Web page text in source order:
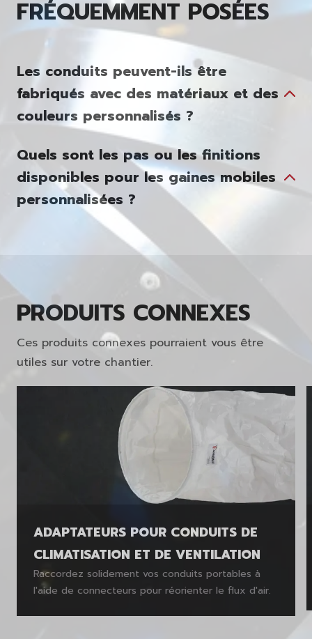
FRÉQUEMMENT POSÉES
Les conduits peuvent-ils être
fabriqués avec des matériaux et des
couleurs personnalisés ?
Quels sont les pas ou les finitions
disponibles pour les gaines mobiles
personnalisées ?
PRODUITS CONNEXES
Ces produits connexes pourraient vous être
utiles sur votre chantier.
ADAPTATEURS POUR CONDUITS DE
CLIMATISATION ET DE VENTILATION
Raccordez solidement vos conduits portables à
l'aide de connecteurs pour réorienter le flux d'air.